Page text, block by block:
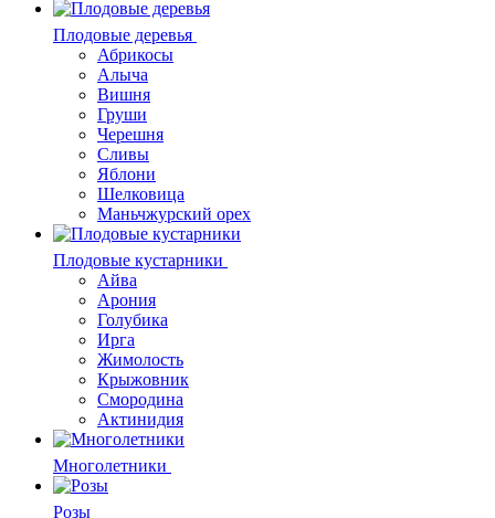
Плодовые деревья
Абрикосы
Алыча
Вишня
Груши
Черешня
Сливы
Яблони
Шелковица
Маньчжурский орех
Плодовые кустарники
Айва
Арония
Голубика
Ирга
Жимолость
Крыжовник
Смородина
Актинидия
Многолетники
Розы